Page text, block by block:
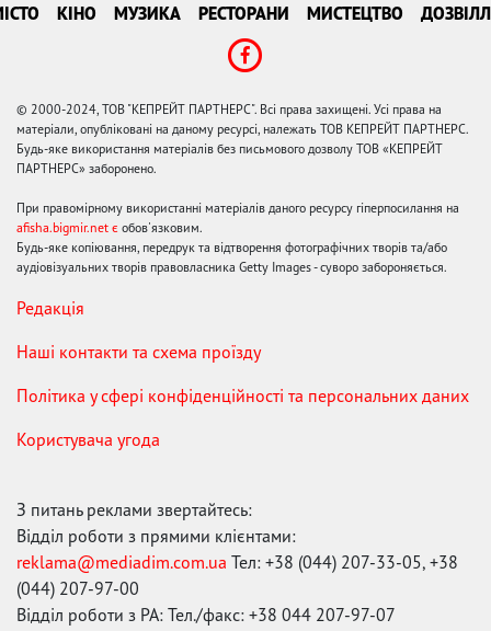
КІНО МУЗИКА РЕСТОРАНИ МИСТЕЦТВО
© 2000-2024, ТОВ "КЕПРЕЙТ ПАРТНЕРС". Всі права захищені. Усі права на
матеріали, опубліковані на даному ресурсі, належать ТОВ КЕПРЕЙТ ПАРТНЕРС.
Будь-яке використання матеріалів без письмового дозволу ТОВ «КЕПРЕЙТ
ПАРТНЕРС» заборонено.
При правомірному використанні матеріалів даного ресурсу гіперпосилання на
afisha.bigmir.net є обов'язковим.
Будь-яке копіювання, передрук та відтворення фотографічних творів та/або
аудіовізуальних творів правовласника Getty Images - суворо забороняється.
Редакція
Наші контакти та схема проїзду
Політика у сфері конфіденційності та персональних даних
Користувача угода
З питань реклами звертайтесь:
Відділ роботи з прямими клієнтами:
reklama@mediadim.com.ua Тел: +38 (044) 207-33-05, +38
(044) 207-97-00
Відділ роботи з РА: Тел./факс: +38 044 207-97-07